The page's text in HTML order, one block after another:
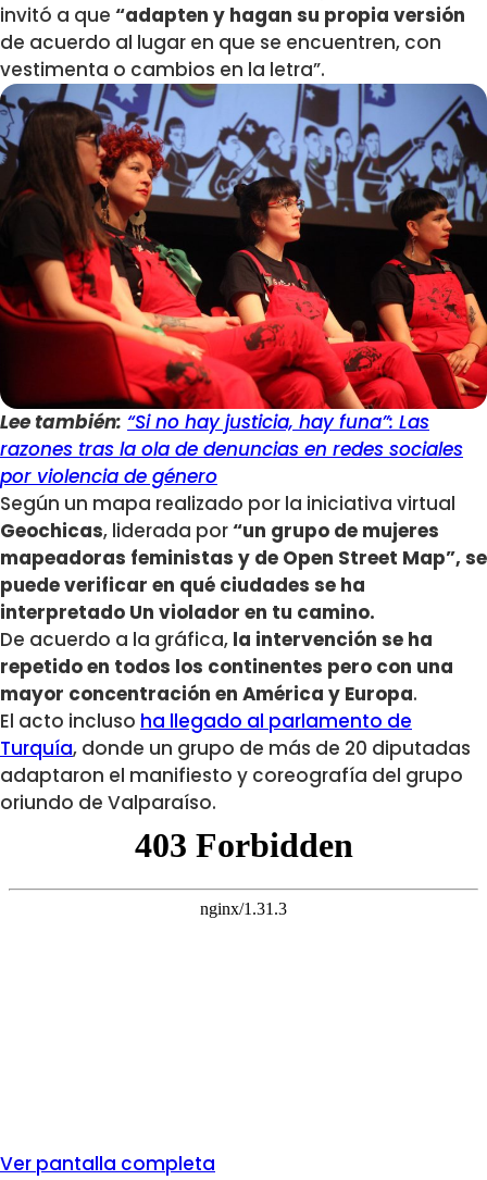
invitó a que “adapten y hagan su propia versión
de acuerdo al lugar en que se encuentren, con
vestimenta o cambios en la letra”.
Lee también: “Si no hay justicia, hay funa”: Las
razones tras la ola de denuncias en redes sociales
por violencia de género
Según un mapa realizado por la iniciativa virtual
Geochicas, liderada por“un grupo de mujeres
mapeadoras feministas y de Open Street Map”, se
puede verificar en qué ciudades se ha
interpretado Un violador en tu camino.
De acuerdo a la gráfica, la intervención se ha
repetido en todos los continentes pero con una
mayor concentración en América y Europa.
El acto incluso ha llegado al parlamento de
Turquía, donde un grupo de más de 20 diputadas
adaptaron el manifiesto y coreografía del grupo
oriundo de Valparaíso.
Ver pantalla completa